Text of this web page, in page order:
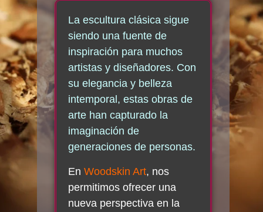
La escultura clásica sigue
siendo una fuente de
inspiración para muchos
artistas y diseñadores. Con
su elegancia y belleza
intemporal, estas obras de
arte han capturado la
imaginación de
generaciones de personas.
En Woodskin Art, nos
permitimos ofrecer una
nueva perspectiva en la